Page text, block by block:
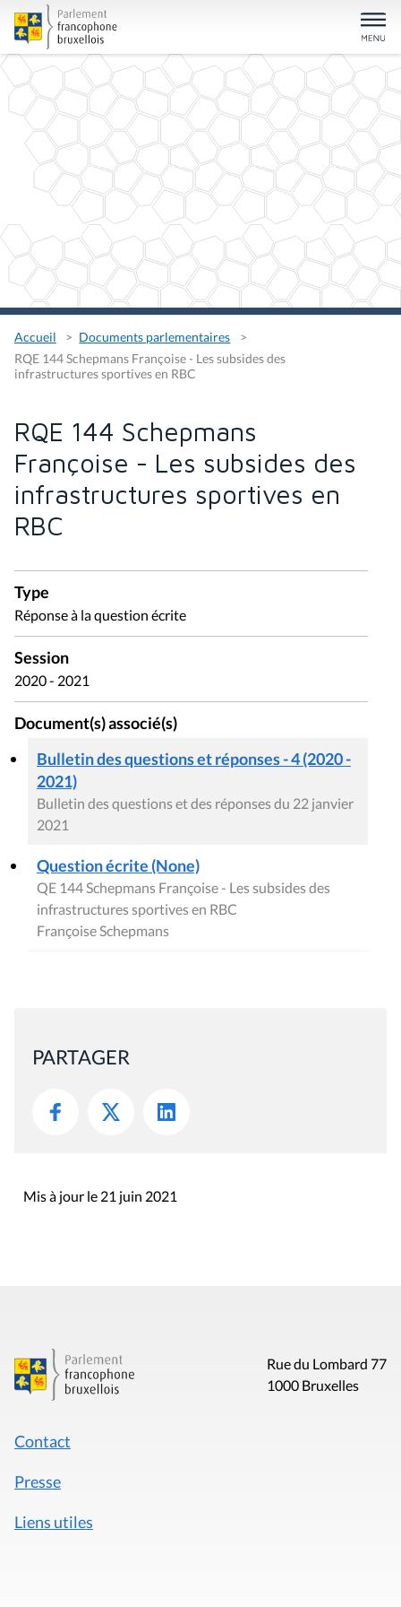
Accueil
Documents parlementaires
RQE 144 Schepmans Françoise - Les subsides des
infrastructures sportives en RBC
RQE 144 Schepmans
Françoise - Les subsides des
infrastructures sportives en
RBC
Type
Réponse à la question écrite
Session
2020 - 2021
Document(s) associé(s)
Bulletin des questions et réponses - 4 (2020 -
2021)
Bulletin des questions et des réponses du 22 janvier
2021
Question écrite (None)
QE 144 Schepmans Françoise - Les subsides des
infrastructures sportives en RBC
Françoise Schepmans
PARTAGER
Mis à jour le 21 juin 2021
Rue du Lombard 77
1000 Bruxelles
Contact
Presse
Liens utiles